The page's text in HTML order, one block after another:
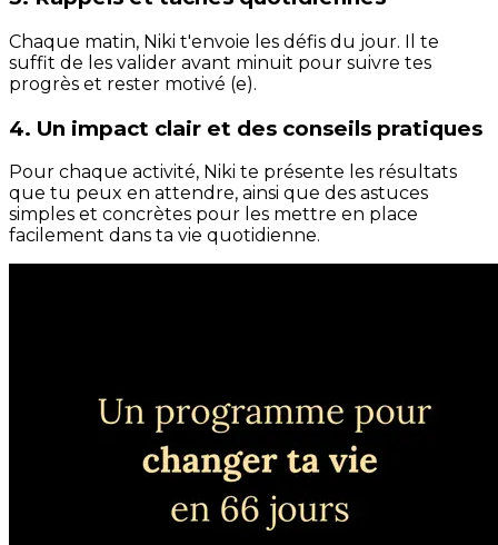
Chaque matin, Niki t'envoie les défis du jour. Il te
suffit de les valider avant minuit pour suivre tes
progrès et rester motivé (e).
4. Un impact clair et des conseils pratiques
Pour chaque activité, Niki te présente les résultats
que tu peux en attendre, ainsi que des astuces
simples et concrètes pour les mettre en place
facilement dans ta vie quotidienne.